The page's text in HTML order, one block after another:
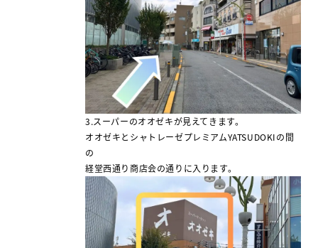
3.スーパーのオオゼキが見えてきます。
オオゼキとシャトレーゼプレミアムYATSUDOKIの間
の
経堂西通り商店会の通りに入ります。